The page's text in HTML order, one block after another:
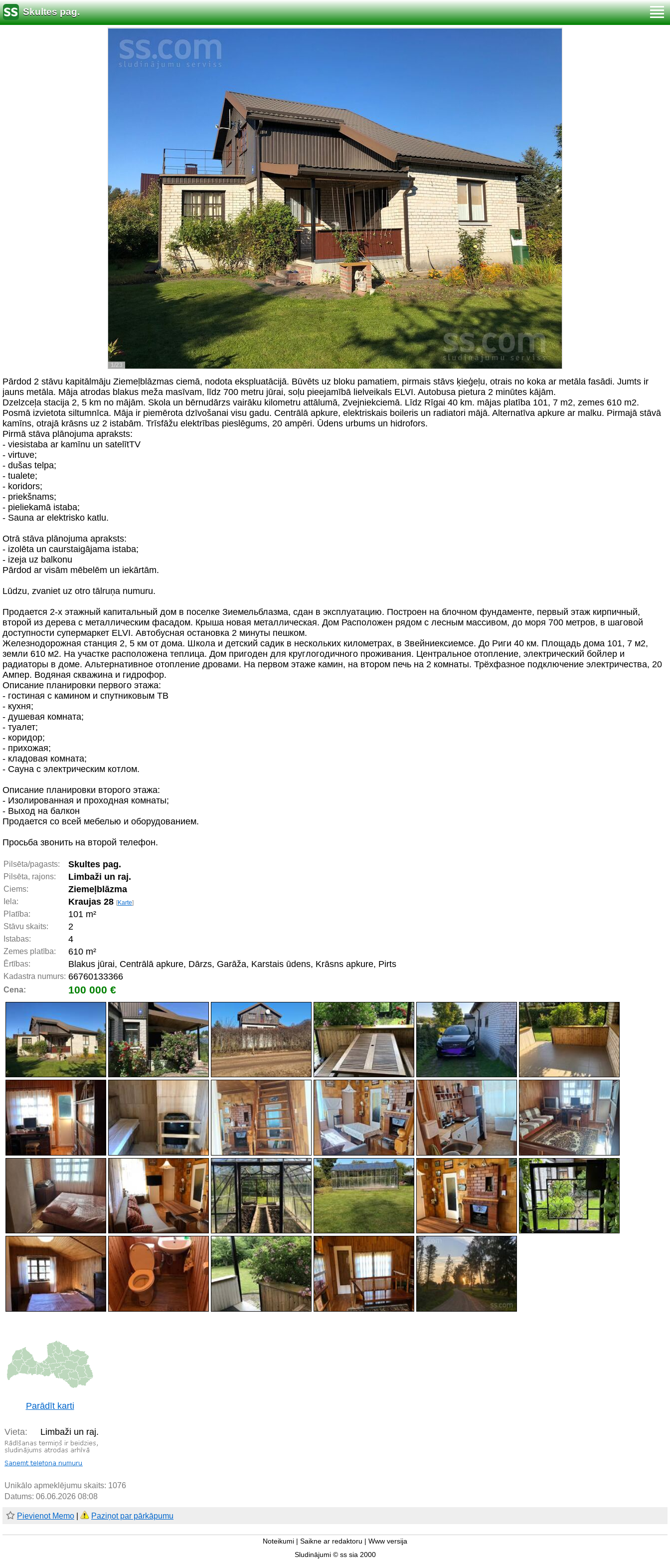
Skultes pag.
1/23
Pārdod 2 stāvu kapitālmāju Ziemeļblāzmas ciemā, nodota ekspluatācijā. Būvēts uz bloku pamatiem, pirmais stāvs ķieģeļu, otrais no koka ar metāla fasādi. Jumts ir
jauns metāla. Māja atrodas blakus meža masīvam, līdz 700 metru jūrai, soļu pieejamībā lielveikals ELVI. Autobusa pietura 2 minūtes kājām.
Dzelzceļa stacija 2, 5 km no mājām. Skola un bērnudārzs vairāku kilometru attālumā, Zvejniekciemā. Līdz Rīgai 40 km. mājas platība 101, 7 m2, zemes 610 m2.
Posmā izvietota siltumnīca. Māja ir piemērota dzīvošanai visu gadu. Centrālā apkure, elektriskais boileris un radiatori mājā. Alternatīva apkure ar malku. Pirmajā stāvā
kamīns, otrajā krāsns uz 2 istabām. Trīsfāžu elektrības pieslēgums, 20 ampēri. Ūdens urbums un hidrofors.
Pirmā stāva plānojuma apraksts:
- viesistaba ar kamīnu un satelītTV
- virtuve;
- dušas telpa;
- tualete;
- koridors;
- priekšnams;
- pieliekamā istaba;
- Sauna ar elektrisko katlu.
Otrā stāva plānojuma apraksts:
- izolēta un caurstaigājama istaba;
- izeja uz balkonu
Pārdod ar visām mēbelēm un iekārtām.
Lūdzu, zvaniet uz otro tālruņa numuru.
Продается 2-х этажный капитальный дом в поселке Зиемельблазма, сдан в эксплуатацию. Построен на блочном фундаменте, первый этаж кирпичный,
второй из дерева с металлическим фасадом. Крыша новая металлическая. Дом Расположен рядом с лесным массивом, до моря 700 метров, в шаговой
доступности супермаркет ELVI. Автобусная остановка 2 минуты пешком.
Железнодорожная станция 2, 5 км от дома. Школа и детский садик в нескольких километрах, в Звейниексиемсе. До Риги 40 км. Площадь дома 101, 7 м2,
земли 610 м2. На участке расположена теплица. Дом пригоден для круглогодичного проживания. Центральное отопление, электрический бойлер и
радиаторы в доме. Альтернативное отопление дровами. На первом этаже камин, на втором печь на 2 комнаты. Трёхфазное подключение электричества, 20
Ампер. Водяная скважина и гидрофор.
Описание планировки первого этажа:
- гостиная с камином и спутниковым ТВ
- кухня;
- душевая комната;
- туалет;
- коридор;
- прихожая;
- кладовая комната;
- Сауна с электрическим котлом.
Описание планировки второго этажа:
- Изолированная и проходная комнаты;
- Выход на балкон
Продается со всей мебелью и оборудованием.
Просьба звонить на второй телефон.
Pilsēta/pagasts: Skultes pag.
Pilsēta, rajons: Limbaži un raj.
Ciems: Ziemeļblāzma
Iela: Kraujas 28 [Karte]
Platība: 101 m²
Stāvu skaits: 2
Istabas: 4
Zemes platība: 610 m²
Ērtības: Blakus jūrai, Centrālā apkure, Dārzs, Garāža, Karstais ūdens, Krāsns apkure, Pirts
Kadastra numurs: 66760133366
Cena: 100 000 €
Parādīt karti
Vieta: Limbaži un raj.
Unikālo apmeklējumu skaits: 1076
Datums: 06.06.2026 08:08
Pievienot Memo Paziņot par pārkāpumu
Noteikumi | Saikne ar redaktoru | Www versija
Sludinājumi © ss sia 2000